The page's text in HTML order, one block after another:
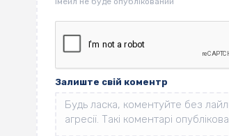
Залиште свій коментр